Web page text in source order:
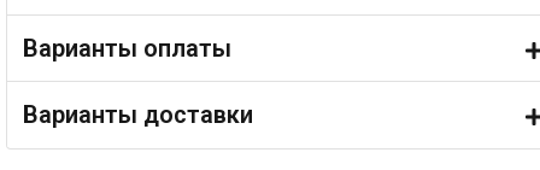
Варианты оплаты
Варианты доставки